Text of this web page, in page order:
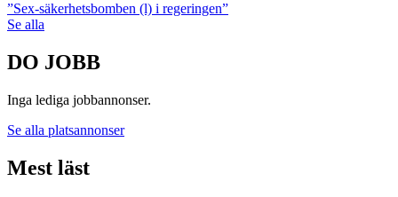
”Sex-säkerhetsbomben (l) i regeringen”
Se alla
DO JOBB
Inga lediga jobbannonser.
Se alla platsannonser
Mest läst